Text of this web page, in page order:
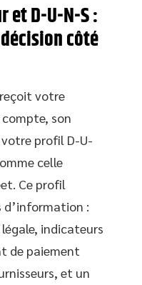
et D-U-N-S :
côté
votre
son
profil D-U-
celle
Ce profil
d’information :
indicateurs
de paiement
et un